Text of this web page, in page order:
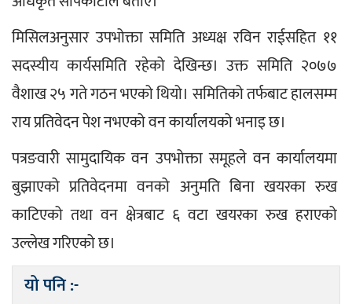
मिसिलअनुसार उपभोक्ता समिति अध्यक्ष रविन राईसहित ११
सदस्यीय कार्यसमिति रहेको देखिन्छ। उक्त समिति २०७७
वैशाख २५ गते गठन भएको थियो। समितिको तर्फबाट हालसम्म
राय प्रतिवेदन पेश नभएको वन कार्यालयको भनाइ छ।
पत्रङवारी सामुदायिक वन उपभोक्ता समूहले वन कार्यालयमा
बुझाएको प्रतिवेदनमा वनको अनुमति बिना खयरका रुख
काटिएको तथा वन क्षेत्रबाट ६ वटा खयरका रुख हराएको
उल्लेख गरिएको छ।
यो पनि :-